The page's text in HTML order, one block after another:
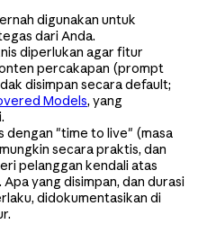
digunakan untuk
dari Anda.
diperlukan agar fitur
percakapan (prompt
disimpan secara default;
Models, yang
dengan "time to live" (masa
secara praktis, dan
pelanggan kendali atas
yang disimpan, dan durasi
didokumentasikan di